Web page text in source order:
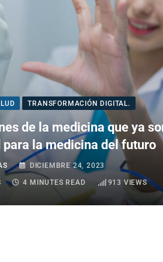
TRANSFORMACIÓN DIGITAL.
de la medicina que ya
para la medicina del futuro
DICIEMBRE 24, 2023
4 MINUTES READ 913 VIEWS